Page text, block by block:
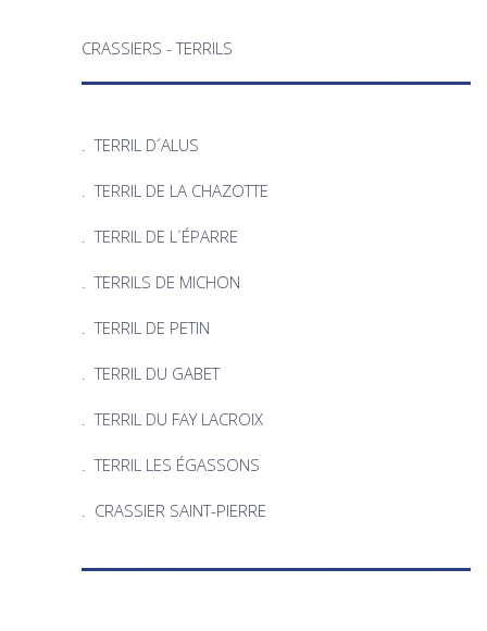
CRASSIERS - TERRILS
.TERRIL D´ALUS
.TERRIL DE LA CHAZOTTE
.TERRIL DE L´ÉPARRE
.TERRILS DE MICHON
. TERRIL DE PETIN
.TERRIL DU GABET
.TERRIL DU FAY LACROIX
. TERRIL LES ÉGASSONS
CRASSIER SAINT-PIERRE